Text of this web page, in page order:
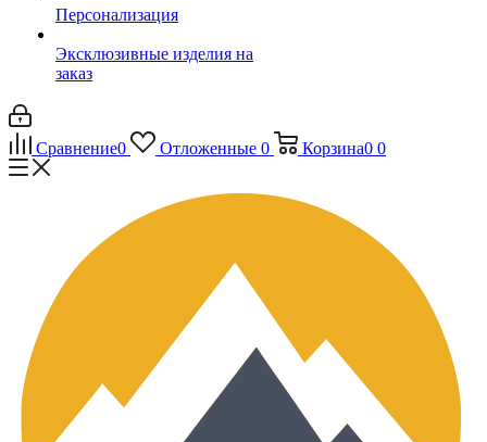
Персонализация
Эксклюзивные изделия на
заказ
Сравнение0 Отложенные 0 Корзина0 0